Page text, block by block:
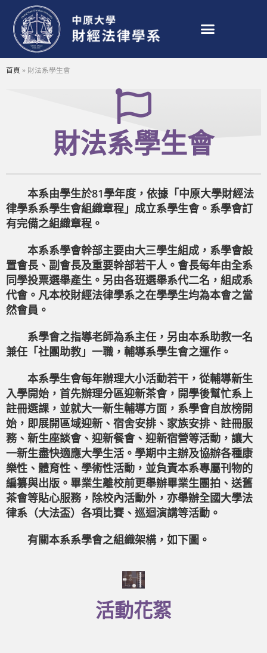
首頁 » 財法系學生會
財法系學生會
本系由學生於81學年度，依據「中原大學財經法
律學系系學生會組織章程」成立系學生會。系學會訂
有完備之組織章程。
本系系學會幹部主要由大三學生組成，系學會設
置會長、副會長及重要幹部若干人。會長每年由全系
同學投票選舉產生。另由各班選舉系代二名，組成系
代會。凡本校財經法律學系之在學學生均為本會之當
然會員。
系學會之指導老師為系主任，另由本系助教一名
兼任「社團助教」一職，輔導系學生會之運作。
本系學生會每年辦理大小活動若干，從輔導新生
入學開始，首先辦理分區迎新茶會，開學後幫忙系上
註冊選課，並就大一新生輔導方面，系學會自放榜開
始，即展開區域迎新、宿舍安排、家族安排、註冊服
務、新生座談會、迎新餐會、迎新宿營等活動，讓大
一新生盡快適應大學生活。學期中主辦及協辦各種康
樂性、體育性、學術性活動，並負責本系專屬刊物的
編纂與出版。畢業生離校前更舉辦畢業生團拍、送舊
茶會等貼心服務，除校內活動外，亦舉辦全國大學法
律系（大法盃）各項比賽、巡迴演講等活動。
有關本系系學會之組織架構，如下圖。
活動花絮